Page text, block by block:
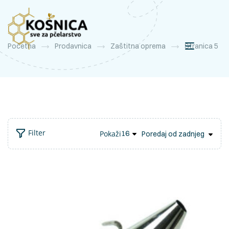
Početna Prodavnica Zaštitna oprema Stranica 5
Filter Pokaži